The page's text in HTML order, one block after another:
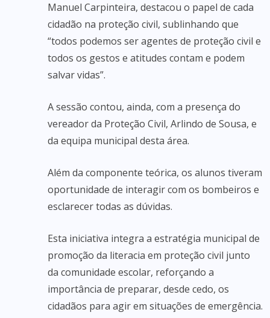
Manuel Carpinteira, destacou o papel de cada
cidadão na proteção civil, sublinhando que
“todos podemos ser agentes de proteção civil e
todos os gestos e atitudes contam e podem
salvar vidas”.
A sessão contou, ainda, com a presença do
vereador da Proteção Civil, Arlindo de Sousa, e
da equipa municipal desta área.
Além da componente teórica, os alunos tiveram
oportunidade de interagir com os bombeiros e
esclarecer todas as dúvidas.
Esta iniciativa integra a estratégia municipal de
promoção da literacia em proteção civil junto
da comunidade escolar, reforçando a
importância de preparar, desde cedo, os
cidadãos para agir em situações de emergência.